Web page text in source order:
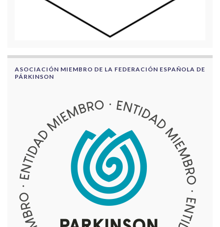
ASOCIACIÓN MIEMBRO DE LA FEDERACIÓN ESPAÑOLA DE
PÁRKINSON